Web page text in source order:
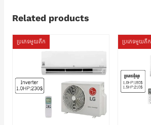
Related products
ប្រភេទមួយតឹក ប្រភេទមួយតឹក